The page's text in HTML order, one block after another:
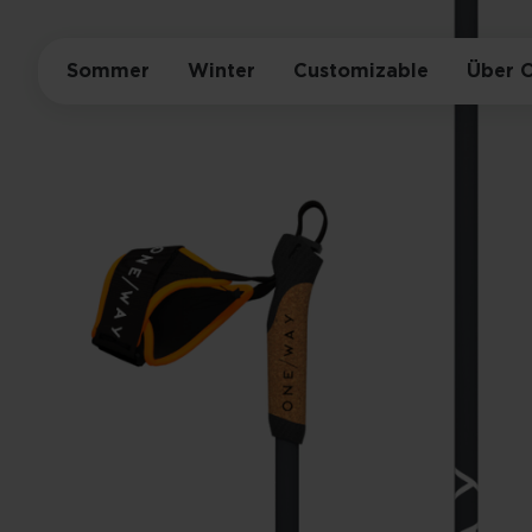
Sommer Winter Customizable Über